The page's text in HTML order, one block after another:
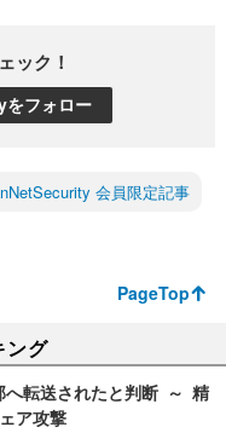
ック！
フォロー
会員限定記事
PageTop
ング
へ転送されたと判断 ～ 精
ア攻撃